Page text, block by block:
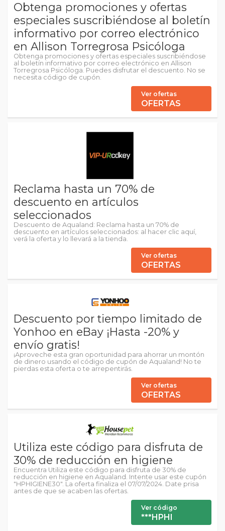
Obtenga promociones y ofertas
especiales suscribiéndose al boletín
informativo por correo electrónico
en Allison Torregrosa Psicóloga
Obtenga promociones y ofertas especiales suscribiéndose
al boletín informativo por correo electrónico en Allison
Torregrosa Psicóloga. Puedes disfrutar el descuento. No se
necesita código de cupón.
Ver ofertas
OFERTAS
Reclama hasta un 70% de
descuento en artículos
seleccionados
Descuento de Aqualand: Reclama hasta un 70% de
descuento en artículos seleccionados: al hacer clic aquí,
verá la oferta y lo llevará a la tienda.
Ver ofertas
OFERTAS
Descuento por tiempo limitado de
Yonhoo en eBay ¡Hasta -20% y
envío gratis!
¡Aproveche esta gran oportunidad para ahorrar un montón
de dinero usando el código de cupón de Aqualand! No te
pierdas esta oferta o te arrepentirás.
Ver ofertas
OFERTAS
Utiliza este código para disfruta de
30% de reducción en higiene
Encuentra Utiliza este código para disfruta de 30% de
reducción en higiene en Aqualand. Intente usar este cupón
"HPHIGIENE30". La oferta finaliza el 07/07/2024. Date prisa
antes de que se acaben las ofertas.
Ver código
***HPHI